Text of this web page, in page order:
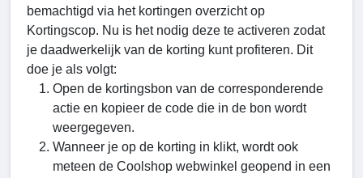
bemachtigd via het kortingen overzicht op
Kortingscop. Nu is het nodig deze te activeren zodat
je daadwerkelijk van de korting kunt profiteren. Dit
doe je als volgt:
Open de kortingsbon van de corresponderende
actie en kopieer de code die in de bon wordt
weergegeven.
Wanneer je op de korting in klikt, wordt ook
meteen de Coolshop webwinkel geopend in een